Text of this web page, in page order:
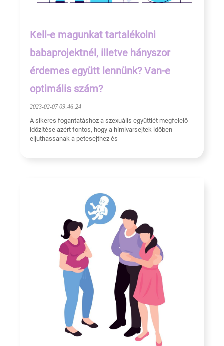
Kell-e magunkat tartalékolni
babaprojektnél, illetve hányszor
érdemes együtt lennünk? Van-e
optimális szám?
2023-02-07 09:46:24
A sikeres fogantatáshoz a szexuális együttlét megfelelő
időzítése azért fontos, hogy a hímivarsejtek időben
eljuthassanak a petesejthez és